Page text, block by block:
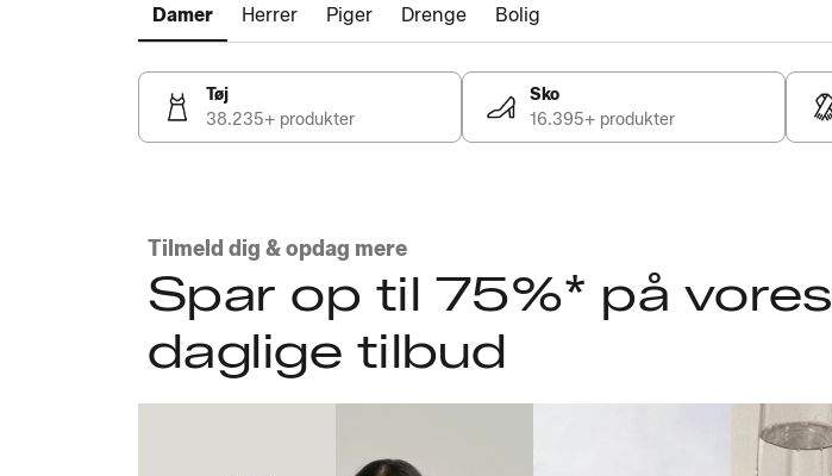
Damer Herrer Piger Drenge Bolig
Tøj
38.235+ produkter
Sko
16.395+ produkter
Tilmeld dig & opdag mere
Spar op til 75%* på vores
daglige tilbud